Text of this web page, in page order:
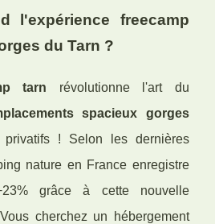
l'expérience freecamp
du Tarn ?
tarn révolutionne l'art du
spacieux gorges
! Selon les dernières
nature en France enregistre
grâce à cette nouvelle
cherchez un hébergement